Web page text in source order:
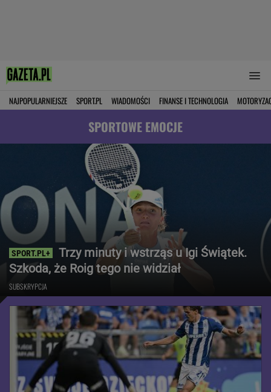
NAJPOPULARNIEJSZE SPORT.PL WIADOMOŚCI FINANSE I TECHNOLOGIA
SPORTOWE EMOCJE
Trzy minuty i wstrząs u Igi Świątek.
Szkoda, że Roig tego nie widział
SUBSKRYPCJA